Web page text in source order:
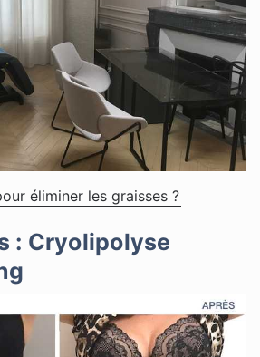
éliminer les graisses ?
: Cryolipolyse